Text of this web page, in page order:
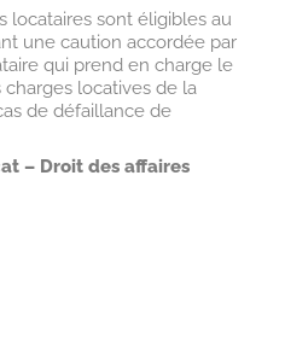
locataires sont éligibles au
une caution accordée par
qui prend en charge le
locatives de la
de défaillance de
– Droit des affaires